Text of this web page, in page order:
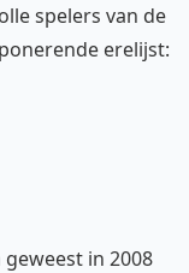
spelers van de
erelijst:
in 2008